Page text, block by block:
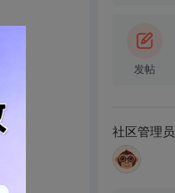
发帖
社区管理员